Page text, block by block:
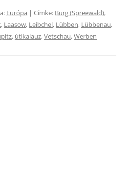
Európa | Címke: Burg (Spreewald),
, Laasow, Leibchel, Lübben, Lübbenau,
, útikalauz,Vetschau,Werben